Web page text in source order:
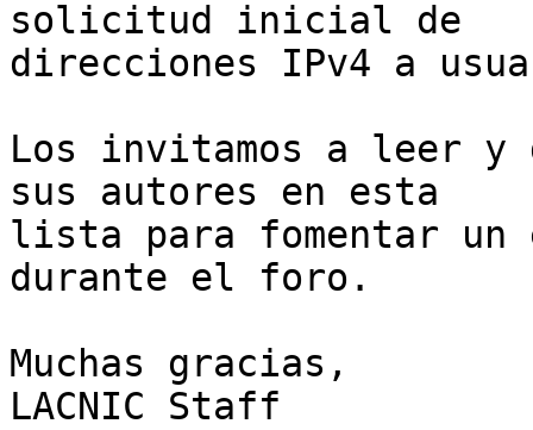
solicitud inicial de
direcciones IPv4 a
Los invitamos a leer
sus autores en esta
lista para fomentar un
durante el foro.
Muchas gracias,
LACNIC Staff